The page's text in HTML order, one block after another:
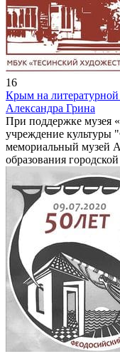
16
Крым на литературной
Александра Грина
При поддержке музея
учреждение культуры
мемориальный музей
образования